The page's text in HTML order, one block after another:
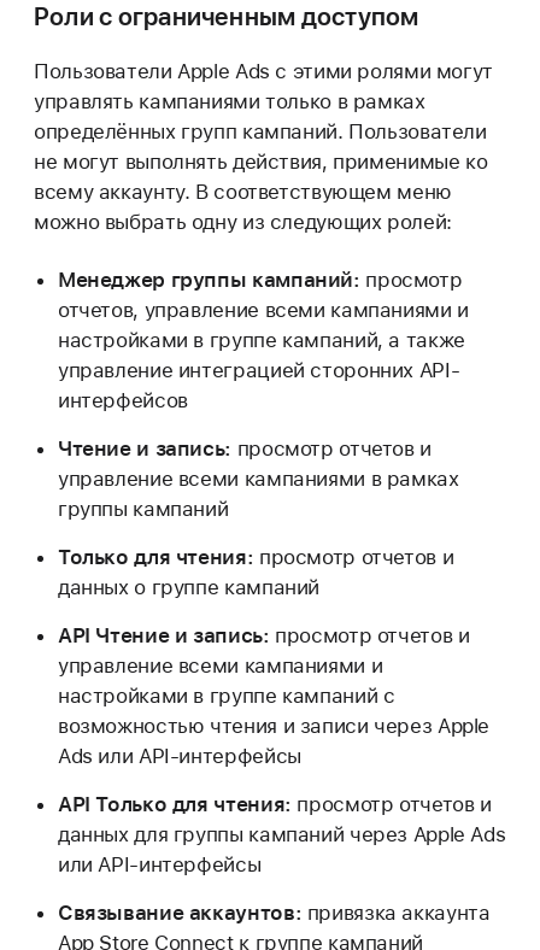
Роли с ограниченным доступом
Пользователи Apple Ads с этими ролями могут
управлять кампаниями только в рамках
определённых групп кампаний. Пользователи
не могут выполнять действия, применимые ко
всему аккаунту. В соответствующем меню
можно выбрать одну из следующих ролей:
Менеджер группы кампаний: просмотр
отчетов, управление всеми кампаниями и
настройками в группе кампаний, а также
управление интеграцией сторонних API-
интерфейсов
Чтение и запись: просмотр отчетов и
управление всеми кампаниями в рамках
группы кампаний
Только для чтения: просмотр отчетов и
данных о группе кампаний
API Чтение и запись: просмотр отчетов и
управление всеми кампаниями и
настройками в группе кампаний с
возможностью чтения и записи через Apple
Ads или API-интерфейсы
API Только для чтения: просмотр отчетов и
данных для группы кампаний через Apple Ads
или API-интерфейсы
Связывание аккаунтов: привязка аккаунта
App Store Connect к группе кампаний